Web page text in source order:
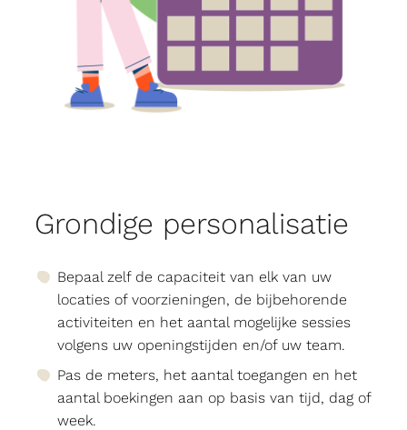
Grondige personalisatie
Bepaal zelf de capaciteit van elk van uw
locaties of voorzieningen, de bijbehorende
activiteiten en het aantal mogelijke sessies
volgens uw openingstijden en/of uw team.
Pas de meters, het aantal toegangen en het
aantal boekingen aan op basis van tijd, dag of
week.